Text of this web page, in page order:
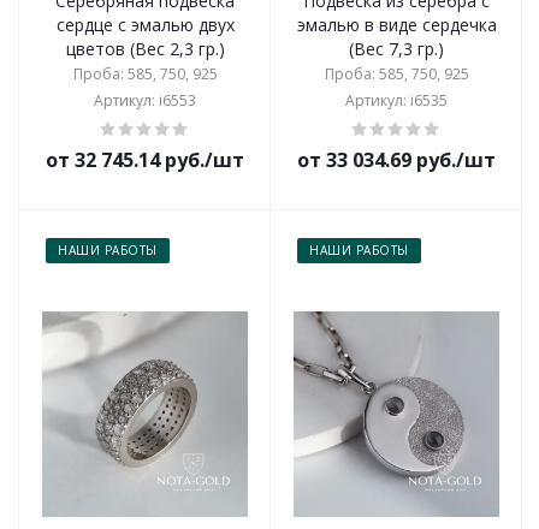
сердце с эмалью двух
цветов (Вес 2,3 гр.)
Проба: 585, 750, 925
Артикул: i6553
от 32 745.14 руб./шт
эмалью в виде сердечка
(Вес 7,3 гр.)
Проба: 585, 750, 925
Артикул: i6535
от 33 034.69 руб./шт
НАШИ РАБОТЫ НАШИ РАБОТЫ